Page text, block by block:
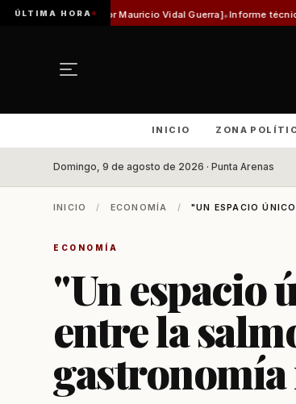
ÚLTIMA HORA
Vidal Guerra] Informe técnico revela que pista de
INICIO ZONA
Domingo, 9 de agosto de 2026 · Punta Arenas
INICIO / ECONOMÍA / "UN ESPACIO
ECONOMÍA
"Un espacio
entre la